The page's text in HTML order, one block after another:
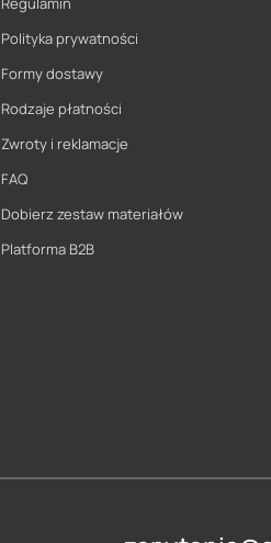
Polityka prywatności
Formy dostawy
Rodzaje płatności
Zwroty i reklamacje
FAQ
Dobierz zestaw materiałów
Platforma B2B